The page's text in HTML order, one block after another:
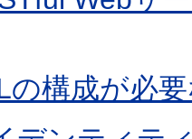
の構成が必